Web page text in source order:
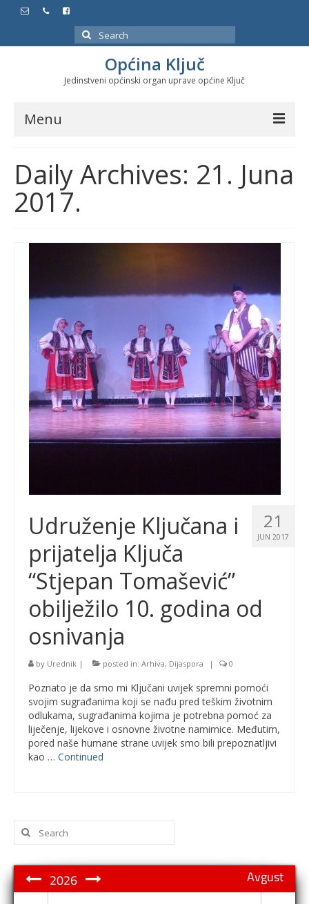
Search
for:
Općina Ključ
Jedinstveni općinski organ uprave općine Ključ
Menu
Službeni glasnici
Javne nabavke
Značajni datumi i manifestacije
Daily Archives: 21. Juna
2017.
21
JUN 2017
Udruženje Ključana i
prijatelja Ključa
“Stjepan Tomašević”
obilježilo 10. godina od
osnivanja
by Urednik | posted in: Arhiva, Dijaspora | 0
Poznato je da smo mi Ključani uvijek spremni pomoći
svojim sugrađanima koji se nađu pred teškim životnim
odlukama, sugrađanima kojima je potrebna pomoć za
liječenje, lijekove i osnovne životne namirnice. Međutim,
pored naše humane strane uvijek smo bili prepoznatljivi
kao … Continued
Search
for:
Avgust
2026